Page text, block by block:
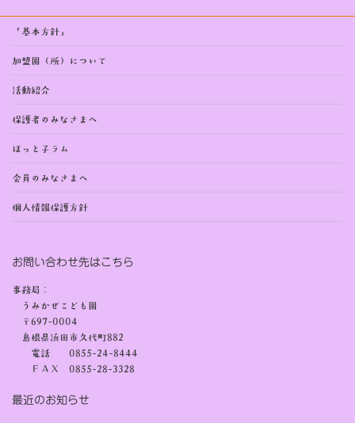
「基本方針」
加盟園（所）について
活動紹介
保護者のみなさまへ
ほっと子ラム
会員のみなさまへ
個人情報保護方針
お問い合わせ先はこちら
事務局：
うみかぜこども園
〒697-0004
島根県浜田市久代町882
電話 0855-24-8444
ＦＡＸ 0855-28-3328
最近のお知らせ